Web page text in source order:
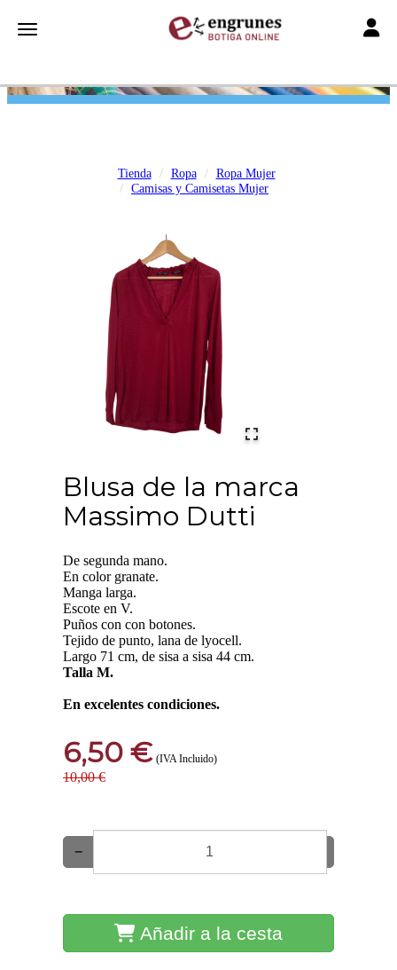
Toggle navigation
Tienda Ropa
Ropa Mujer
Camisas y Camisetas Mujer
Blusa de la marca
Massimo Dutti
De segunda mano.
En color granate.
Manga larga.
Escote en V.
Puños con con botones.
Tejido de punto, lana de lyocell.
Largo 71 cm, de sisa a sisa 44 cm.
Talla M.
En excelentes condiciones.
6,50 € (IVA Incluido)
10,00 €
−
Añadir a la cesta